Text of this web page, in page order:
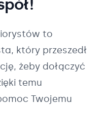
to
który przeszedł
żeby dołączyć
temu
Twojemu